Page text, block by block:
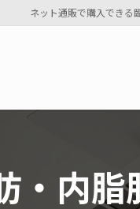
ネット通販で購入できる
・内脂